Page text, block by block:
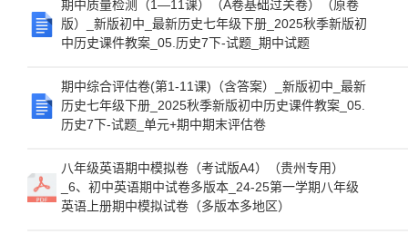
期中质量检测（1—11课）（A卷基础过关卷）（原卷
版）_新版初中_最新历史七年级下册_2025秋季新版初
中历史课件教案_05.历史7下-试题_期中试题
期中综合评估卷(第1-11课)（含答案）_新版初中_最新
历史七年级下册_2025秋季新版初中历史课件教案_05.
历史7下-试题_单元+期中期末评估卷
八年级英语期中模拟卷（考试版A4）（贵州专用）
_6、初中英语期中试卷多版本_24-25第一学期八年级
英语上册期中模拟试卷（多版本多地区）